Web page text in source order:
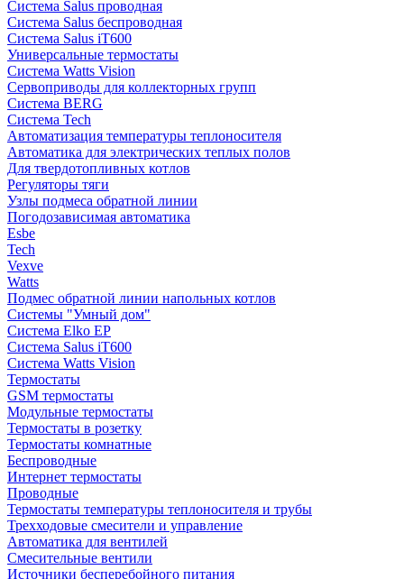
Система Salus проводная
Система Salus беспроводная
Система Salus iT600
Универсальные термостаты
Система Watts Vision
Сервоприводы для коллекторных групп
Система BERG
Система Tech
Автоматизация температуры теплоносителя
Автоматика для электрических теплых полов
Для твердотопливных котлов
Регуляторы тяги
Узлы подмеса обратной линии
Погодозависимая автоматика
Esbe
Tech
Vexve
Watts
Подмес обратной линии напольных котлов
Системы "Умный дом"
Система Elko EP
Система Salus iT600
Система Watts Vision
Термостаты
GSM термостаты
Модульные термостаты
Термостаты в розетку
Термостаты комнатные
Беспроводные
Интернет термостаты
Проводные
Термостаты температуры теплоносителя и трубы
Трехходовые смесители и управление
Автоматика для вентилей
Смесительные вентили
Источники бесперебойного питания